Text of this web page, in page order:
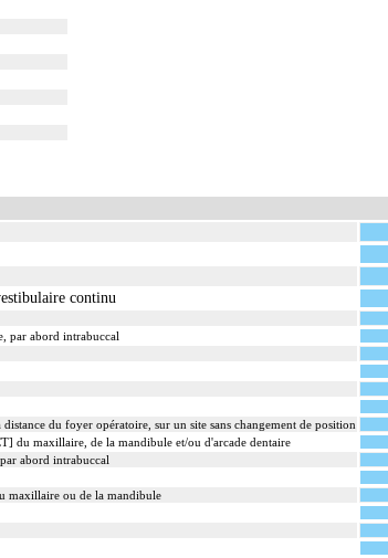
continu
par abord intrabuccal
du foyer opératoire, sur un site sans changement de position
du maxillaire, de la mandibule et/ou d'arcade dentaire
abord intrabuccal
maxillaire ou de la mandibule